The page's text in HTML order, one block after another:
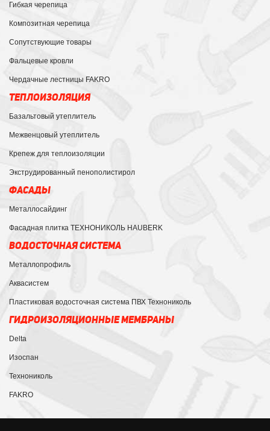
Гибкая черепица
Композитная черепица
Сопутствующие товары
Фальцевые кровли
Чердачные лестницы FAKRO
ТЕПЛОИЗОЛЯЦИЯ
Базальтовый утеплитель
Межвенцовый утеплитель
Крепеж для теплоизоляции
Экструдированный пенополистирол
ФАСАДЫ
Металлосайдинг
Фасадная плитка ТЕХНОНИКОЛЬ HAUBERK
ВОДОСТОЧНАЯ СИСТЕМА
Металлопрофиль
Аквасистем
Пластиковая водосточная система ПВХ Технониколь
ГИДРОИЗОЛЯЦИОННЫЕ МЕМБРАНЫ
Delta
Изоспан
Технониколь
FAKRO